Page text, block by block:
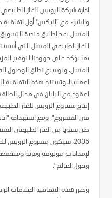
إدارة شركة الرويس للغاز
والشراء مع "إنبكس" أول اتفاقية
المسال بعد إطلاق منصة التسويق
بما يؤكد على جهودنا لتوفير
المسال، وتوسيع نطاق الوصول إلى
لعملائنا. وتستند هذه الاتفاقية
لعقود مع اليابان في مجال
إنتاج مشروع الرويس للغاز
طن سنوياً من الغاز الطبيعي
2035، سيكون مشروع الرويس
لإمدادات موثوقة ومرنة
وحول العالم".
وتعزز هذه الاتفاقية العلاقات